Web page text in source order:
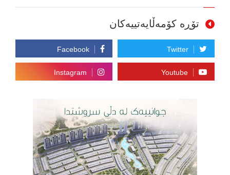
تۆڕە کۆمەڵایەتییەکان